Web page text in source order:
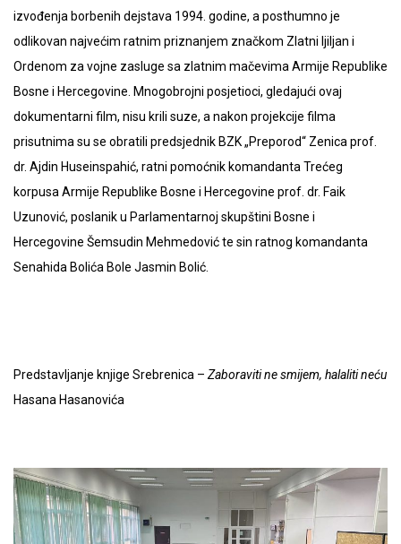
izvođenja borbenih dejstava 1994. godine, a posthumno je
odlikovan najvećim ratnim priznanjem značkom Zlatni ljiljan i
Ordenom za vojne zasluge sa zlatnim mačevima Armije Republike
Bosne i Hercegovine. Mnogobrojni posjetioci, gledajući ovaj
dokumentarni film, nisu krili suze, a nakon projekcije filma
prisutnima su se obratili predsjednik BZK „Preporod“ Zenica prof.
dr. Ajdin Huseinspahić, ratni pomoćnik komandanta Trećeg
korpusa Armije Republike Bosne i Hercegovine prof. dr. Faik
Uzunović, poslanik u Parlamentarnoj skupštini Bosne i
Hercegovine Šemsudin Mehmedović te sin ratnog komandanta
Senahida Bolića Bole Jasmin Bolić.
Predstavljanje knjige Srebrenica – Zaboraviti ne smijem, halaliti neću
Hasana Hasanovića